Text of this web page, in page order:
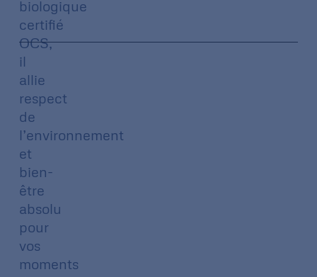
biologique
certifié
OCS,
il
allie
respect
de
l’environnement
et
bien-
être
absolu
pour
vos
moments